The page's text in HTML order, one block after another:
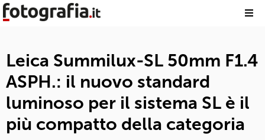
Leica Summilux-SL 50mm F1.4
ASPH.: il nuovo standard
luminoso per il sistema SL è il
più compatto della categoria